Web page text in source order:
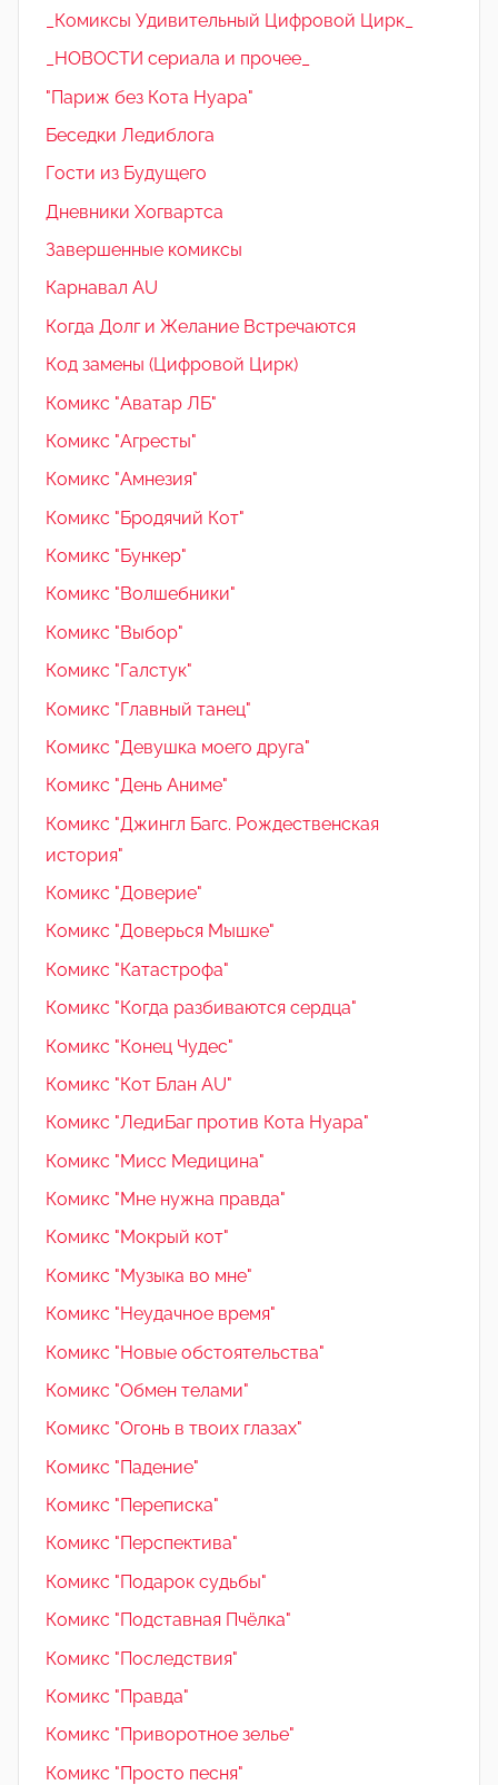
_Комиксы Удивительный Цифровой Цирк_
_НОВОСТИ сериала и прочее_
"Париж без Кота Нуара"
Беседки Ледиблога
Гости из Будущего
Дневники Хогвартса
Завершенные комиксы
Карнавал AU
Когда Долг и Желание Встречаются
Код замены (Цифровой Цирк)
Комикс "Аватар ЛБ"
Комикс "Агресты"
Комикс "Амнезия"
Комикс "Бродячий Кот"
Комикс "Бункер"
Комикс "Волшебники"
Комикс "Выбор"
Комикс "Галстук"
Комикс "Главный танец"
Комикс "Девушка моего друга"
Комикс "День Аниме"
Комикс "Джингл Багс. Рождественская
история"
Комикс "Доверие"
Комикс "Доверься Мышке"
Комикс "Катастрофа"
Комикс "Когда разбиваются сердца"
Комикс "Конец Чудес"
Комикс "Кот Блан AU"
Комикс "ЛедиБаг против Кота Нуара"
Комикс "Мисс Медицина"
Комикс "Мне нужна правда"
Комикс "Мокрый кот"
Комикс "Музыка во мне"
Комикс "Неудачное время"
Комикс "Новые обстоятельства"
Комикс "Обмен телами"
Комикс "Огонь в твоих глазах"
Комикс "Падение"
Комикс "Переписка"
Комикс "Перспектива"
Комикс "Подарок судьбы"
Комикс "Подставная Пчёлка"
Комикс "Последствия"
Комикс "Правда"
Комикс "Приворотное зелье"
Комикс "Просто песня"